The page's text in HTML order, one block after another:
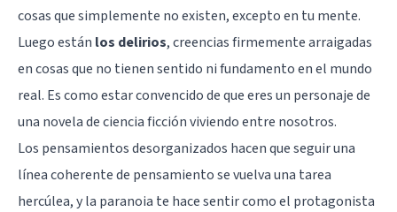
cosas que simplemente no existen, excepto en tu mente.
Luego están los delirios, creencias firmemente arraigadas
en cosas que no tienen sentido ni fundamento en el mundo
real. Es como estar convencido de que eres un personaje de
una novela de ciencia ficción viviendo entre nosotros.
Los pensamientos desorganizados hacen que seguir una
línea coherente de pensamiento se vuelva una tarea
hercúlea, y la paranoia te hace sentir como el protagonista